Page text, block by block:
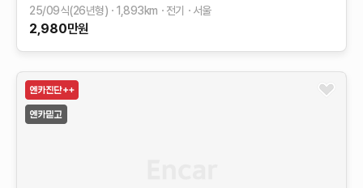
25/09식(26년형) 1,893km 전기 서울
2,980만원